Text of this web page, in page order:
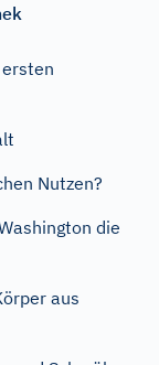
Nutzen?
die
aus